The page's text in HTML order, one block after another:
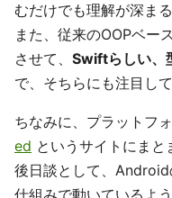
むだけでも理解が深まる
また、従来のOOPベー
させて、 Swiftらしい、
で、そちらにも注目し
ちなみに、プラットフ
ed というサイトにまと
後日談として、Android